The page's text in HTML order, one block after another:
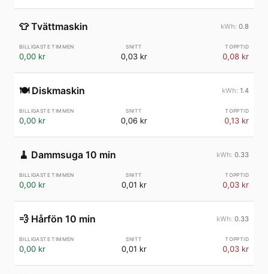
👕 Tvättmaskin 0.8
0,00 kr 0,03 kr 0,08 kr
🍽️ Diskmaskin 1.4
0,00 kr 0,06 kr 0,13 kr
🧹 Dammsuga 10 min 0.33
0,00 kr 0,01 kr 0,03 kr
💨 Hårfön 10 min 0.33
0,00 kr 0,01 kr 0,03 kr